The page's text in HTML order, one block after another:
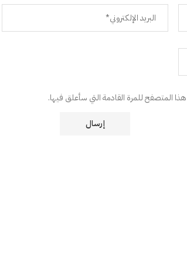
هذا المتصفح للمرة القادمة التي سأعلق فيها.